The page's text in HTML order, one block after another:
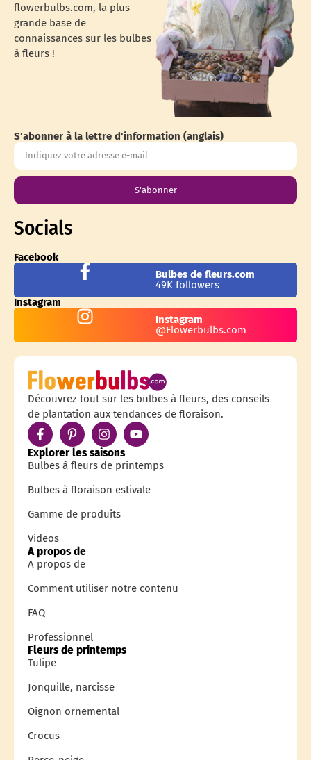
flowerbulbs.com, la plus
grande base de
connaissances sur les bulbes
à fleurs !
S'abonner à la lettre d'information (anglais)
S'abonner
Socials
Facebook
Bulbes de fleurs.com
49K followers
Instagram
Instagram
@Flowerbulbs.com
Découvrez tout sur les bulbes à fleurs, des conseils
de plantation aux tendances de floraison.
Explorer les saisons
Bulbes à fleurs de printemps
Bulbes à floraison estivale
Gamme de produits
Videos
A propos de
A propos de
Comment utiliser notre contenu
FAQ
Professionnel
Fleurs de printemps
Tulipe
Jonquille, narcisse
Oignon ornemental
Crocus